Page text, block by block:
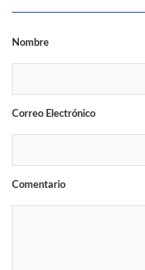
Nombre
Correo Electrónico
Comentario